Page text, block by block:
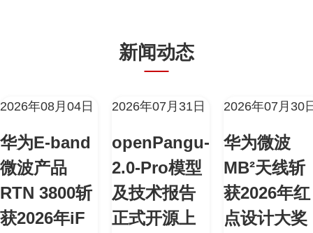
新闻动态
2026年08月04日
华为E-band
微波产品
RTN 3800斩
获2026年iF
2026年07月31日
openPangu-
2.0-Pro模型
及技术报告
正式开源上
2026年07月30
华为微波
MB²天线斩
获2026年红
点设计大奖